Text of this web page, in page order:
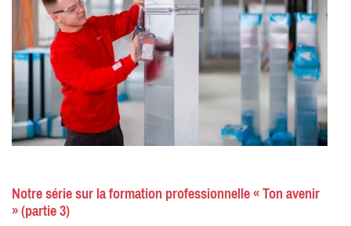
Notre série sur la formation professionnelle « Ton avenir
» (partie 3)